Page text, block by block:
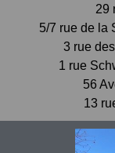
29
5/7 rue de la
3 rue
1 rue
56
13